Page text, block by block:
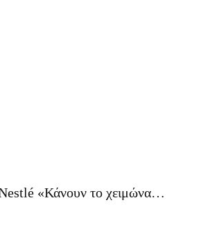
«Κάνουν το χειμώνα…